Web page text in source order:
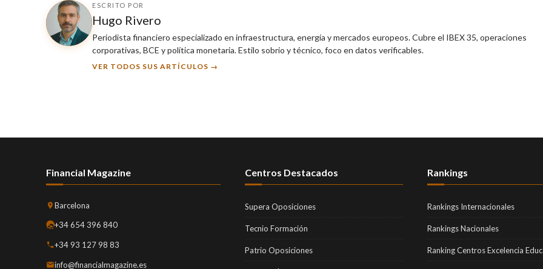
ESCRITO POR
Hugo Rivero
Periodista financiero especializado en infraestructura, energía y mercados europeos. Cubre el IBEX 35, operaciones
corporativas, BCE y política monetaria. Estilo sobrio y técnico, foco en datos verificables.
VER TODOS SUS ARTÍCULOS →
Financial Magazine
Barcelona
+34 654 396 840
+34 93 127 98 83
info@financialmagazine.es
Centros Destacados
Supera Oposiciones
Tecnio Formación
Patrio Oposiciones
Rankings
Rankings Internacionales
Rankings Nacionales
Ranking Centros Excelencia